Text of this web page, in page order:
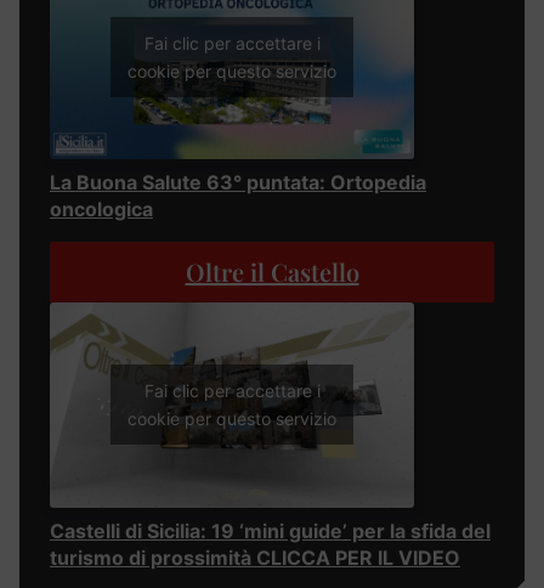
Fai clic per accettare i
cookie per questo servizio
La Buona Salute 63° puntata: Ortopedia
oncologica
Oltre il Castello
Fai clic per accettare i
cookie per questo servizio
Castelli di Sicilia: 19 ‘mini guide’ per la sfida del
turismo di prossimità CLICCA PER IL VIDEO